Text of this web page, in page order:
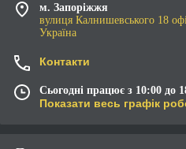
м. Запоріжжя
вулиця Калнишевського 18
Україна
Контакти
Сьогодні працює з 10:00 до
Показати весь графік